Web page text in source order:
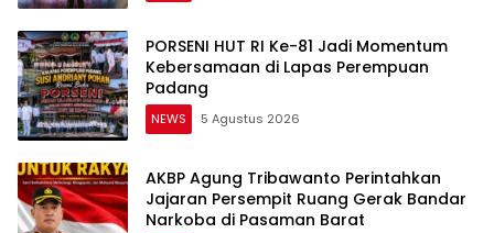
PORSENI HUT RI Ke-81 Jadi Momentum
Kebersamaan di Lapas Perempuan
Padang
NEWS 5 Agustus 2026
AKBP Agung Tribawanto Perintahkan
Jajaran Persempit Ruang Gerak Bandar
Narkoba di Pasaman Barat